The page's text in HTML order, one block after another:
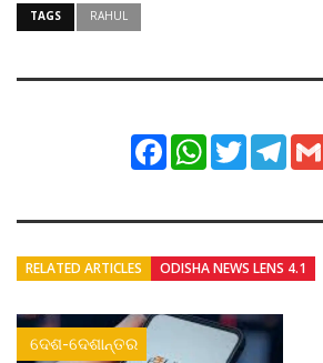
TAGS RAHUL
FacebookWhatsApp
Twitter
RELATED ARTICLES ODISHA NEWS LENS 4.1
ଦେଶ-ଦେଶାନ୍ତର